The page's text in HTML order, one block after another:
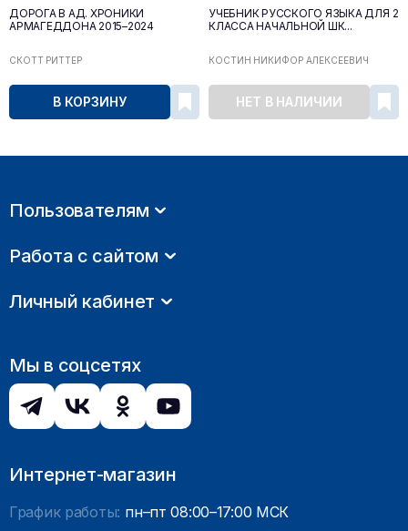
ДОРОГА В АД. ХРОНИКИ
АРМАГЕДДОНА 2015–2024
СКОТТ РИТТЕР
В КОРЗИНУ
УЧЕБНИК РУССКОГО ЯЗЫКА ДЛЯ 2
КЛАССА НАЧАЛЬНОЙ ШК...
КОСТИН НИКИФОР АЛЕКСЕЕВИЧ
НЕТ В НАЛИЧИИ
Пользователям
Работа с сайтом
Личный кабинет
Мы в соцсетях
Интернет-магазин
График работы: пн–пт 08:00–17:00 МСК